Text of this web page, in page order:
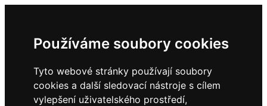
Používáme soubory cookies
Tyto webové stránky používají soubory
cookies a další sledovací nástroje s cílem
vylepšení uživatelského prostředí,